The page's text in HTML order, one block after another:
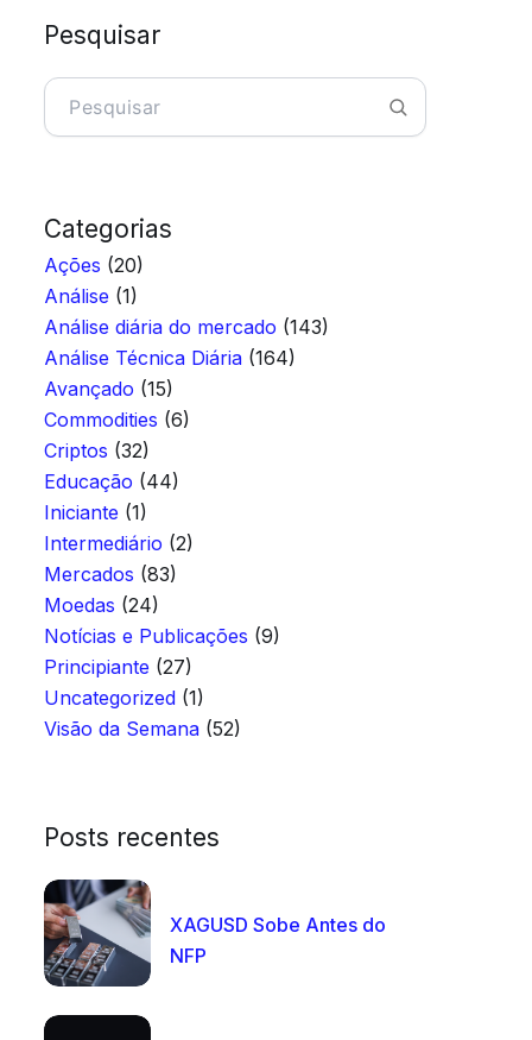
Pesquisar
Pesquisar
Categorias
Ações (20)
Análise (1)
Análise diária do mercado (143)
Análise Técnica Diária (164)
Avançado (15)
Commodities (6)
Criptos (32)
Educação (44)
Iniciante (1)
Intermediário (2)
Mercados (83)
Moedas (24)
Notícias e Publicações (9)
Principiante (27)
Uncategorized (1)
Visão da Semana (52)
Posts recentes
XAGUSD Sobe Antes do
NFP